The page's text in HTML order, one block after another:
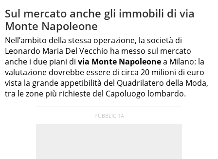
Sul mercato anche gli immobili di via
Monte Napoleone
Nell’ambito della stessa operazione, la società di
Leonardo Maria Del Vecchio ha messo sul mercato
anche i due piani di via Monte Napoleonea Milano: la
valutazione dovrebbe essere di circa 20 milioni di euro
vista la grande appetibilità del Quadrilatero della Moda,
tra le zone più richieste del Capoluogo lombardo.